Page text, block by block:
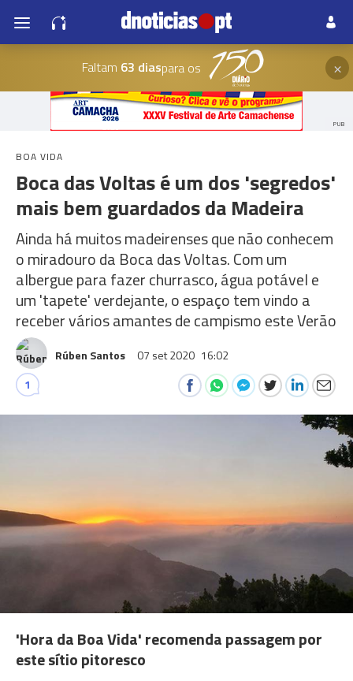
Faltam 63 diaspara os ×
PUB
BOA VIDA
Boca das Voltas é um dos 'segredos'
mais bem guardados da Madeira
Ainda há muitos madeirenses que não conhecem
o miradouro da Boca das Voltas. Com um
albergue para fazer churrasco, água potável e
um 'tapete' verdejante, o espaço tem vindo a
receber vários amantes de campismo este Verão
Rúben Santos 07 set 2020 16:02
1
'Hora da Boa Vida' recomenda passagem por
este sítio pitoresco